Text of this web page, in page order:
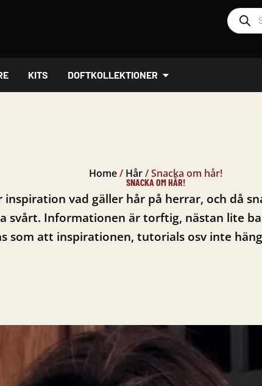
KITS DOFTKOLLEKTIONER ÖPPNA
Home/ Hår/Snacka om hår!
SNACKA OM HÅR!
inspiration vad gäller hår på herrar, och då
svårt. Informationen är torftig, nästan lite
som att inspirationen, tutorials osv inte